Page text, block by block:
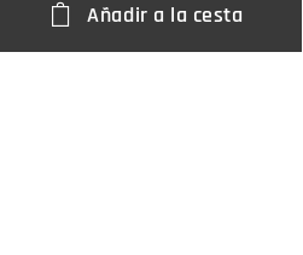
Añadir a la cesta